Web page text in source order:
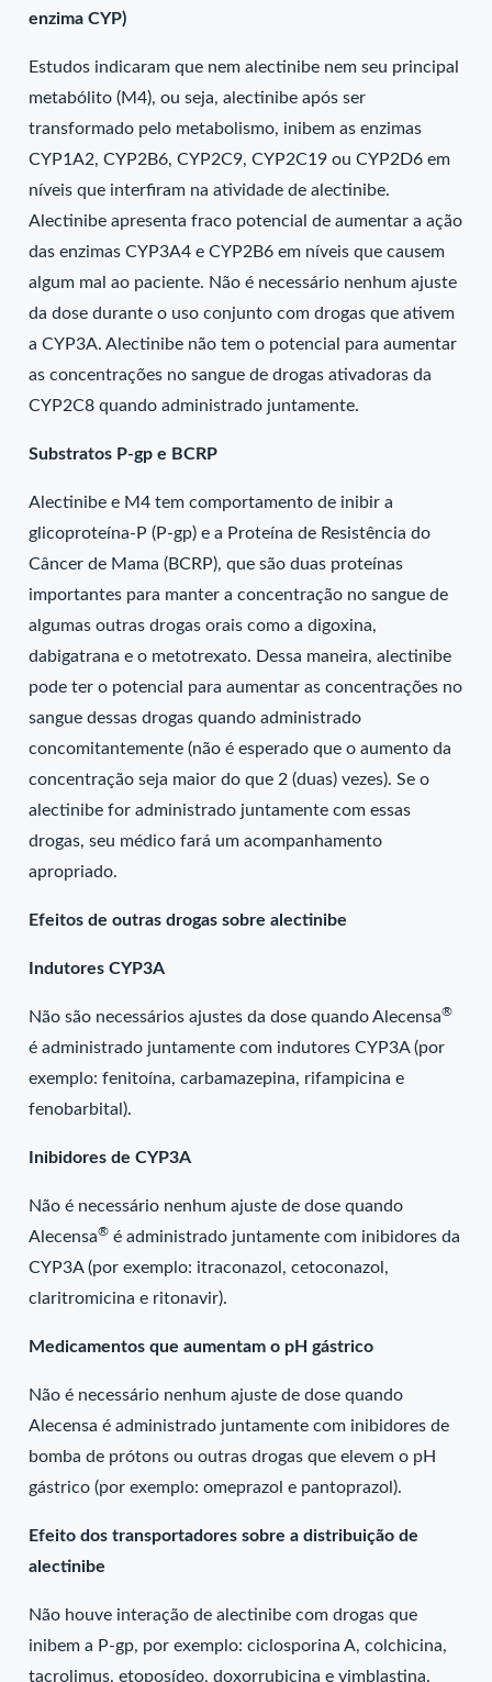
enzima CYP)
Estudos indicaram que nem alectinibe nem seu principal
metabólito (M4), ou seja, alectinibe após ser
transformado pelo metabolismo, inibem as enzimas
CYP1A2, CYP2B6, CYP2C9, CYP2C19 ou CYP2D6 em
níveis que interfiram na atividade de alectinibe.
Alectinibe apresenta fraco potencial de aumentar a ação
das enzimas CYP3A4 e CYP2B6 em níveis que causem
algum mal ao paciente. Não é necessário nenhum ajuste
da dose durante o uso conjunto com drogas que ativem
a CYP3A. Alectinibe não tem o potencial para aumentar
as concentrações no sangue de drogas ativadoras da
CYP2C8 quando administrado juntamente.
Substratos P-gp e BCRP
Alectinibe e M4 tem comportamento de inibir a
glicoproteína-P (P-gp) e a Proteína de Resistência do
Câncer de Mama (BCRP), que são duas proteínas
importantes para manter a concentração no sangue de
algumas outras drogas orais como a digoxina,
dabigatrana e o metotrexato. Dessa maneira, alectinibe
pode ter o potencial para aumentar as concentrações no
sangue dessas drogas quando administrado
concomitantemente (não é esperado que o aumento da
concentração seja maior do que 2 (duas) vezes). Se o
alectinibe for administrado juntamente com essas
drogas, seu médico fará um acompanhamento
apropriado.
Efeitos de outras drogas sobre alectinibe
Indutores CYP3A
Não são necessários ajustes da dose quando Alecensa®
é administrado juntamente com indutores CYP3A (por
exemplo: fenitoína, carbamazepina, rifampicina e
fenobarbital).
Inibidores de CYP3A
Não é necessário nenhum ajuste de dose quando
Alecensa® é administrado juntamente com inibidores da
CYP3A (por exemplo: itraconazol, cetoconazol,
claritromicina e ritonavir).
Medicamentos que aumentam o pH gástrico
Não é necessário nenhum ajuste de dose quando
Alecensa é administrado juntamente com inibidores de
bomba de prótons ou outras drogas que elevem o pH
gástrico (por exemplo: omeprazol e pantoprazol).
Efeito dos transportadores sobre a distribuição de
alectinibe
Não houve interação de alectinibe com drogas que
inibem a P-gp, por exemplo: ciclosporina A, colchicina,
tacrolimus, etoposídeo, doxorrubicina e vimblastina.